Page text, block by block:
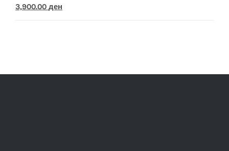
7,490.00 ден.3,900.00 ден.
Original
3,900.00 ден